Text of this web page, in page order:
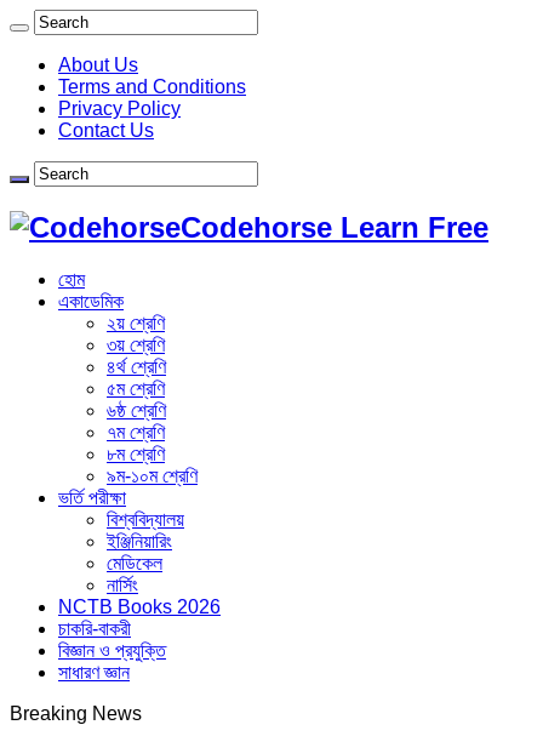
About Us
Terms and Conditions
Privacy Policy
Contact Us
Codehorse Learn Free
হোম
একাডেমিক
২য় শ্রেণি
৩য় শ্রেণি
৪র্থ শ্রেণি
৫ম শ্রেণি
৬ষ্ঠ শ্রেণি
৭ম শ্রেণি
৮ম শ্রেণি
৯ম-১০ম শ্রেণি
ভর্তি পরীক্ষা
বিশ্ববিদ্যালয়
ইঞ্জিনিয়ারিং
মেডিকেল
নার্সিং
NCTB Books 2026
চাকরি-বাকরী
বিজ্ঞান ও প্রযুক্তি
সাধারণ জ্ঞান
Breaking News